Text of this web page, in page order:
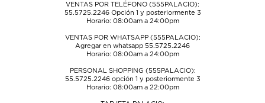
VENTAS POR TELÉFONO (555PALACIO):
55.5725.2246Opción 1 y posteriormente 3
Horario: 08:00am a 24:00pm
VENTAS POR WHATSAPP (555PALACIO):
Agregar en whatsapp 55.5725.2246
Horario: 08:00am a 24:00pm
PERSONAL SHOPPING (555PALACIO):
55.5725.2246opción 1 y posteriormente 3
Horario: 08:00am a 22:00pm